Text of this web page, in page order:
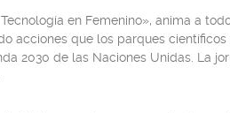
en Femenino», anima a
acciones que los parques
2030 de las Naciones Unidas. La